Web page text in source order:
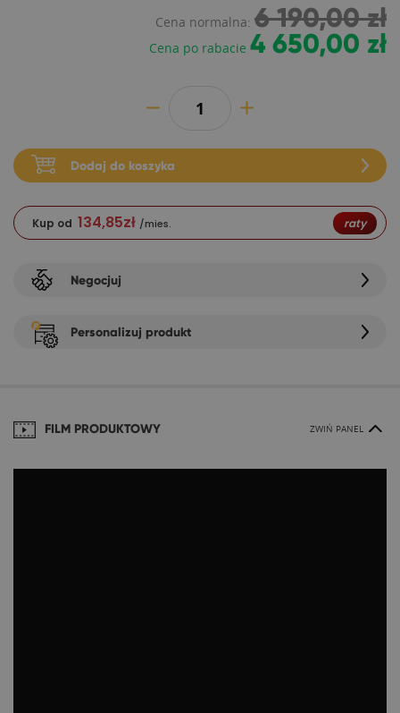
Cena normalna: 6 190,00 zł
Cena po rabacie 4 650,00 zł
Dodaj do koszyka
Kup od 134,85zł /mies. raty
Negocjuj
Personalizuj produkt
FILM PRODUKTOWY ZWIŃ PANEL